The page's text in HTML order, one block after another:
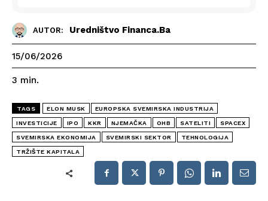
AUTOR: Uredništvo Financa.ba
15/06/2026
3 min.
TAGS ELON MUSK EUROPSKA SVEMIRSKA INDUSTRIJA
INVESTICIJE IPO KKR NJEMAČKA OHB SATELITI SPACEX
SVEMIRSKA EKONOMIJA SVEMIRSKI SEKTOR TEHNOLOGIJA
TRŽIŠTE KAPITALA